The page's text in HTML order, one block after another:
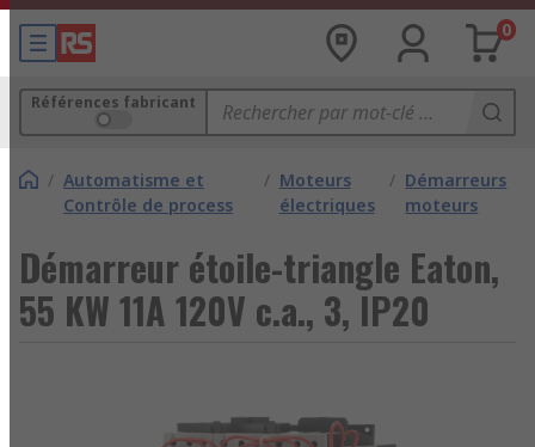
0
Références fabricant
/ Automatisme et
Contrôle de process
/ Moteurs
électriques
/ Démarreurs
moteurs
Démarreur étoile-triangle Eaton,
55 KW 11A 120V c.a., 3, IP20